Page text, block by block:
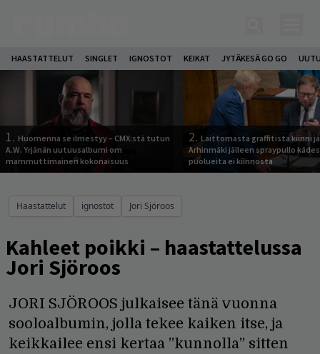
HAASTATTELUT SINGLET IGNOSTOT KEIKAT JYTÄKESÄ GO GO
1. Huomenna se ilmestyy – CMX:stä tutun
A.W. Yrjänän uutuusalbumi om
mammuttimainen kokonaisuus
2. Laittomasta graffitista kiinni
Arhinmäki jälleen spraypullo
puolueita ei kiinnosta
Haastattelut ignostot Jori Sjöroos
Kahleet poikki – haastattelussa
Jori Sjöroos
JORI SJÖROOS julkaisee tänä vuonna
sooloalbumin, jolla tekee kaiken itse, ja
keikkailee ensi kertaa ”kunnolla” sitten